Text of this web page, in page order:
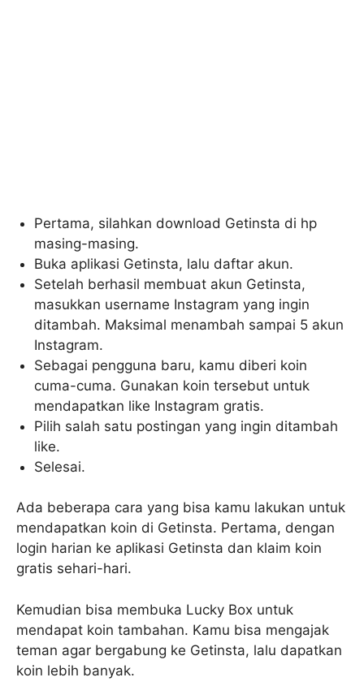
Pertama, silahkan download Getinsta di hp
masing-masing.
Buka aplikasi Getinsta, lalu daftar akun.
Setelah berhasil membuat akun Getinsta,
masukkan username Instagram yang ingin
ditambah. Maksimal menambah sampai 5 akun
Instagram.
Sebagai pengguna baru, kamu diberi koin
cuma-cuma. Gunakan koin tersebut untuk
mendapatkan like Instagram gratis.
Pilih salah satu postingan yang ingin ditambah
like.
Selesai.
Ada beberapa cara yang bisa kamu lakukan untuk
mendapatkan koin di Getinsta. Pertama, dengan
login harian ke aplikasi Getinsta dan klaim koin
gratis sehari-hari.
Kemudian bisa membuka Lucky Box untuk
mendapat koin tambahan. Kamu bisa mengajak
teman agar bergabung ke Getinsta, lalu dapatkan
koin lebih banyak.